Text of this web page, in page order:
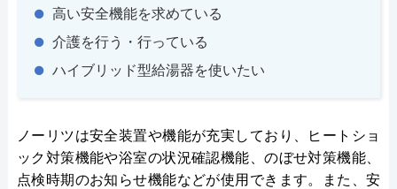
高い安全機能を求めている
介護を行う・行っている
ハイブリッド型給湯器を使いたい
ノーリツは安全装置や機能が充実しており、ヒートショ
ック対策機能や浴室の状況確認機能、のぼせ対策機能、
点検時期のお知らせ機能などが使用できます。また、安